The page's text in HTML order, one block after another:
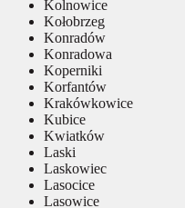
Kolnowice
Kołobrzeg
Konradów
Konradowa
Koperniki
Korfantów
Krakówkowice
Kubice
Kwiatków
Laski
Laskowiec
Lasocice
Lasowice